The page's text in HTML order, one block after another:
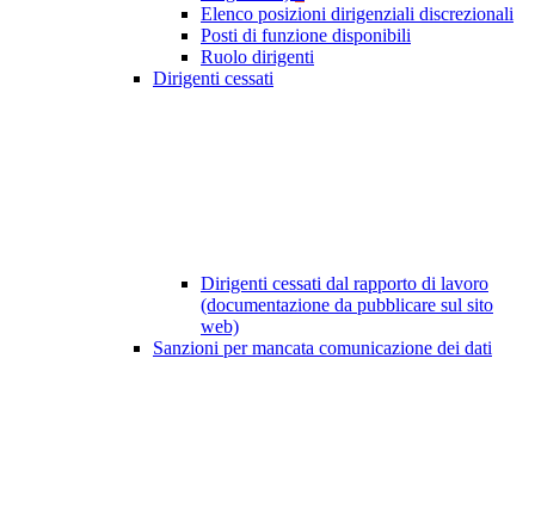
Elenco posizioni dirigenziali discrezionali
Posti di funzione disponibili
Ruolo dirigenti
Dirigenti cessati
Dirigenti cessati dal rapporto di lavoro
(documentazione da pubblicare sul sito
web)
Sanzioni per mancata comunicazione dei dati